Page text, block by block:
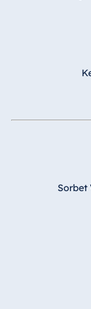
Sorbet